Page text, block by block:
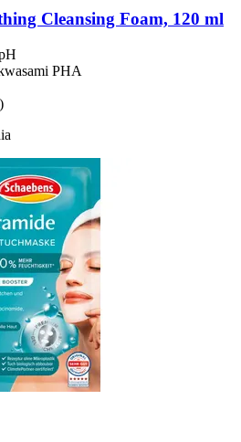
Cleansing Foam, 120 ml
PHA